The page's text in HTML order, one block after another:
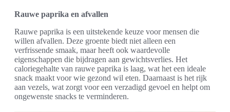
Rauwe paprika en afvallen
Rauwe paprika is een uitstekende keuze voor mensen die
willen afvallen. Deze groente biedt niet alleen een
verfrissende smaak, maar heeft ook waardevolle
eigenschappen die bijdragen aan gewichtsverlies. Het
caloriegehalte van rauwe paprika is laag, wat het een ideale
snack maakt voor wie gezond wil eten. Daarnaast is het rijk
aan vezels, wat zorgt voor een verzadigd gevoel en helpt om
ongewenste snacks te verminderen.